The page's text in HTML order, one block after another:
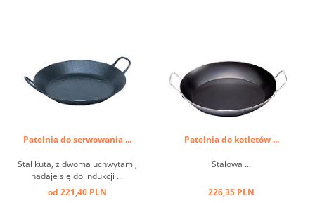
Patelnia do serwowania ...
Stal kuta, z dwoma uchwytami,
nadaje się do indukcji ...
od 221,40 PLN
Patelnia do kotletów ...
Stalowa ...
226,35 PLN